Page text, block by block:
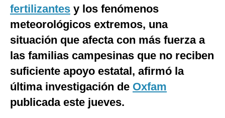
Internacional
Tecnología
Club del Suscriptor
Mix
G de Gestión
fertilizantes y los fenómenos
meteorológicos extremos, una
situación que afecta con más fuerza a
las familias campesinas que no reciben
suficiente apoyo estatal, afirmó la
última investigación de Oxfam
publicada este jueves.